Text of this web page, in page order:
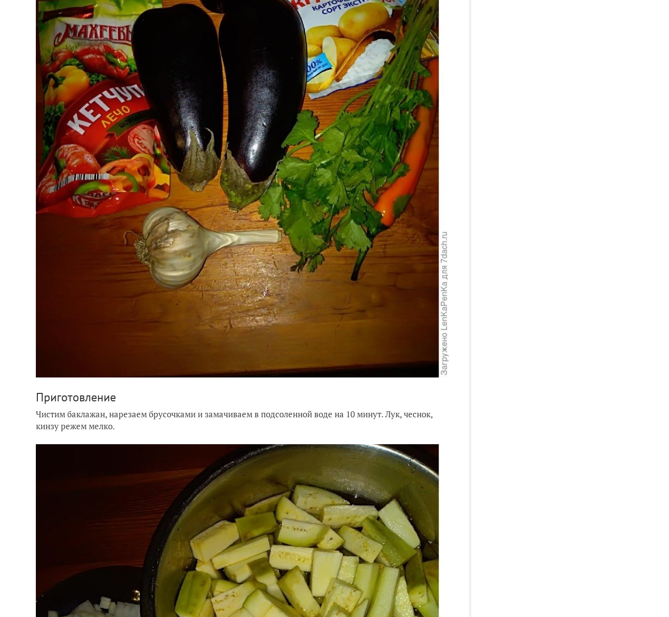
Приготовление
Чистим баклажан, нарезаем брусочками и замачиваем в подсоленной воде на 10 минут. Лук, чеснок,
кинзу режем мелко.